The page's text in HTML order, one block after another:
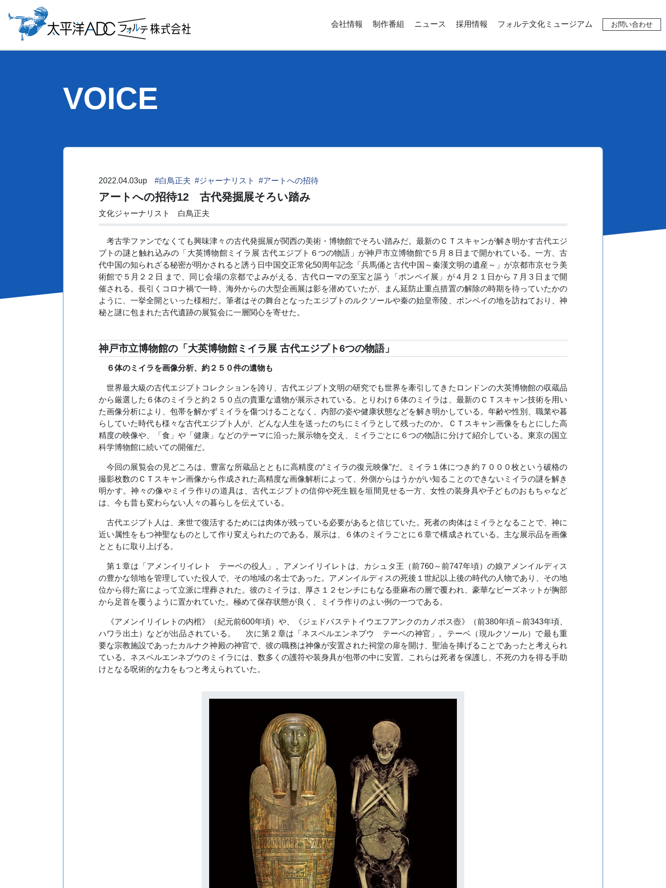
会社情報 制作番組 ニュース 採用情報 フォルテ文化ミュージアム お問い合わせ
VOICE
2022.04.03up #白鳥正夫 #ジャーナリスト #アートへの招待
アートへの招待12 古代発掘展そろい踏み
文化ジャーナリスト 白鳥正夫
考古学ファンでなくても興味津々の古代発掘展が関西の美術・博物館でそろい踏みだ。最新のＣＴスキャンが解き明かす古代エジ
プトの謎と触れ込みの「大英博物館ミイラ展 古代エジプト６つの物語」が神戸市立博物館で５月８日まで開かれている。一方、古
代中国の知られざる秘密が明かされると誘う日中国交正常化50周年記念「兵馬俑と古代中国～秦漢文明の遺産～」が京都市京セラ美
術館で５月２２日 まで、同じ会場の京都でよみがえる、古代ローマの至宝と謳う「ポンペイ展」が４月２１日から７月３日まで開
催される。長引くコロナ禍で一時、海外からの大型企画展は影を潜めていたが、まん延防止重点措置の解除の時期を待っていたかの
ように、一挙全開といった様相だ。筆者はその舞台となったエジプトのルクソールや秦の始皇帝陵、ポンペイの地を訪ねており、神
秘と謎に包まれた古代遺跡の展覧会に一層関心を寄せた。
神戸市立博物館の「大英博物館ミイラ展 古代エジプト6つの物語」
６体のミイラを画像分析、約２５０件の遺物も
世界最大級の古代エジプトコレクションを誇り、古代エジプト文明の研究でも世界を牽引してきたロンドンの大英博物館の収蔵品
から厳選した６体のミイラと約２５０点の貴重な遺物が展示されている。とりわけ６体のミイラは、最新のＣＴスキャン技術を用い
た画像分析により、包帯を解かずミイラを傷つけることなく、内部の姿や健康状態などを解き明かしている。年齢や性別、職業や暮
らしていた時代も様々な古代エジプト人が、どんな人生を送ったのちにミイラとして残ったのか。ＣＴスキャン画像をもとにした高
精度の映像や、「食」や「健康」などのテーマに沿った展示物を交え、ミイラごとに６つの物語に分けて紹介している。東京の国立
科学博物館に続いての開催だ。
今回の展覧会の見どころは、豊富な所蔵品とともに高精度の“ミイラの復元映像”だ。ミイラ１体につき約７０００枚という破格の
撮影枚数のＣＴスキャン画像から作成された高精度な画像解析によって、外側からはうかがい知ることのできないミイラの謎を解き
明かす。神々の像やミイラ作りの道具は、古代エジプトの信仰や死生観を垣間見せる一方、女性の装身具や子どものおもちゃなど
は、今も昔も変わらない人々の暮らしを伝えている。
古代エジプト人は、来世で復活するためには肉体が残っている必要があると信じていた。死者の肉体はミイラとなることで、神に
近い属性をもつ神聖なものとして作り変えられたのである。展示は、６体のミイラごとに６章で構成されている。主な展示品を画像
とともに取り上げる。
第１章は「アメンイリイレト テーベの役人」。アメンイリイレトは、カシュタ王（前760～前747年頃）の娘アメンイルディス
の豊かな領地を管理していた役人で、その地域の名士であった。アメンイルディスの死後１世紀以上後の時代の人物であり、その地
位から得た富によって立派に埋葬された。彼のミイラは、厚さ１２センチにもなる亜麻布の層で覆われ、豪華なビーズネットが胸部
から足首を覆うように置かれていた。極めて保存状態が良く、ミイラ作りのよい例の一つである。
《アメンイリイレトの内棺》（紀元前600年頃）や、《ジェドバステトイウエフアンクのカノポス壺》（前380年頃～前343年頃、
ハワラ出土）などが出品されている。 次に第２章は「ネスペルエンネブウ テーベの神官」。テーベ（現ルクソール）で最も重
要な宗教施設であったカルナク神殿の神官で、彼の職務は神像が安置された祠堂の扉を開け、聖油を捧げることであったと考えられ
ている。ネスペルエンネブウのミイラには、数多くの護符や装身具が包帯の中に安置。これらは死者を保護し、不死の力を得る手助
けとなる呪術的な力をもつと考えられていた。